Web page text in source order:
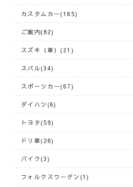
カスタムカー(165)
ご案内(82)
スズキ（車）(21)
スバル(34)
スポーツカー(67)
ダイハツ(6)
トヨタ(59)
ドリ車(26)
バイク(3)
フォルクスワーゲン(1)